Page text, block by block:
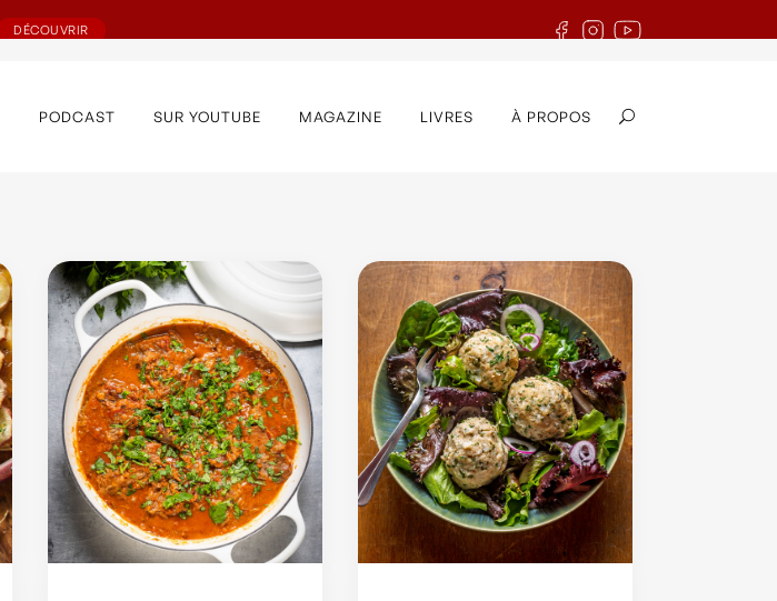
DÉCOUVRIR
PODCAST SUR YOUTUBE MAGAZINE LIVRES À PROPOS